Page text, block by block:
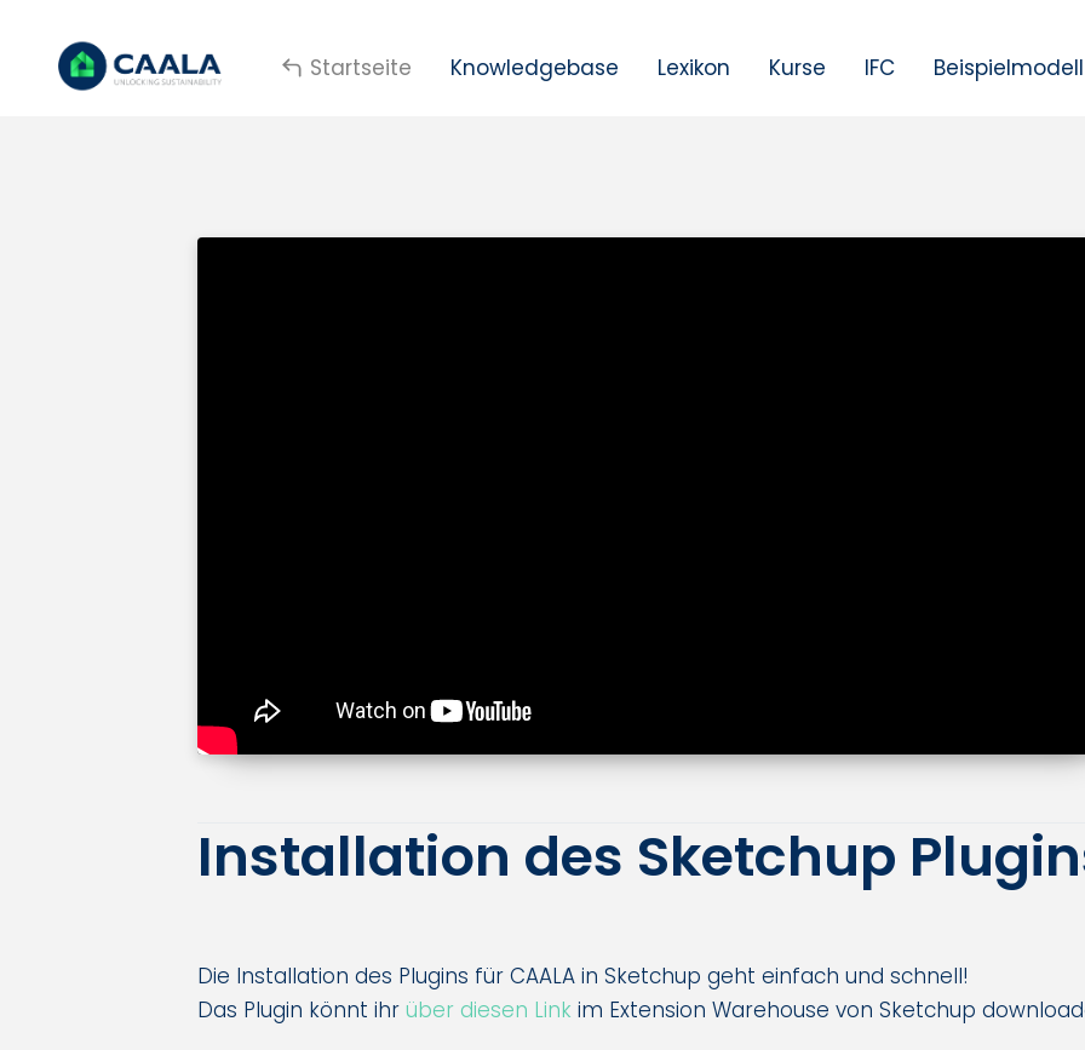
Startseite Knowledgebase Lexikon Kurse IFC
Installation des Sketchup
Die Installation des Plugins für CAALA in Sketchup geht einfach und schnell!
Das Plugin könnt ihrüber diesen Link im Extension Warehouse von Sketchup